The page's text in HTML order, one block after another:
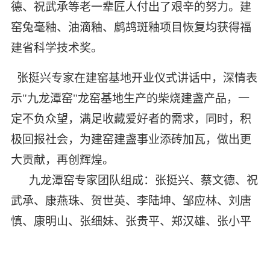
德、祝武承等老一辈匠人付出了艰辛的努力。建
窑兔毫釉、油滴釉、鹧鸪斑釉项目恢复均获得福
建省科学技术奖。
张挺兴专家在建窑基地开业仪式讲话中，深情表
示"九龙潭窑"龙窑基地生产的柴烧建盏产品，一
定不负众望，满足收藏爱好者的需求，同时，积
极回报社会，为建窑建盏事业添砖加瓦，做出更
大贡献，再创辉煌。
九龙潭窑专家团队组成：张挺兴、蔡文德、祝
武承、康燕珠、贺世英、李陆坤、邹应林、刘唐
慎、康明山、 张细妹、张贵平、郑汉雄、张小平